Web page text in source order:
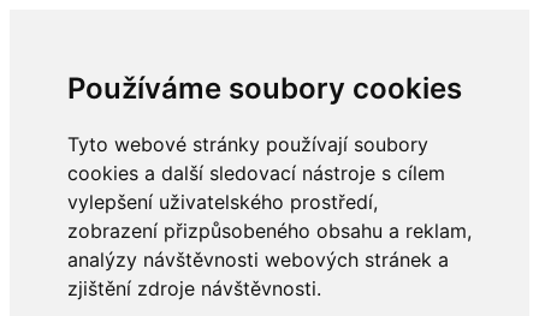
Používáme soubory cookies
Tyto webové stránky používají soubory
cookies a další sledovací nástroje s cílem
vylepšení uživatelského prostředí,
zobrazení přizpůsobeného obsahu a reklam,
analýzy návštěvnosti webových stránek a
zjištění zdroje návštěvnosti.